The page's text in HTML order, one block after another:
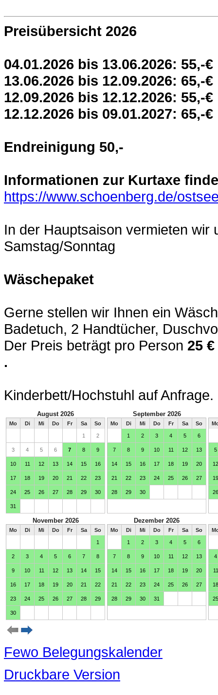
Preisübersicht 2026
04.01.2026 bis 13.06.2026: 55,-€
13.06.2026 bis 12.09.2026: 65,-€
12.09.2026 bis 12.12.2026: 55,-€
12.12.2026 bis 09.01.2027: 65,-€
Endreinigung 50,-
Informationen zur Kurtaxe
https://www.schoenberg.de/
In der Hauptsaison vermieten wir
Samstag/Sonntag
Wäschepaket
Gerne stellen wir Ihnen ein
Badetuch, 2 Handtücher,
Der Preis beträgt pro Person 25 €
.
Kinderbett/Hochstuhl auf Anfrage.
Fewo Belegungskalender
Druckbare Version